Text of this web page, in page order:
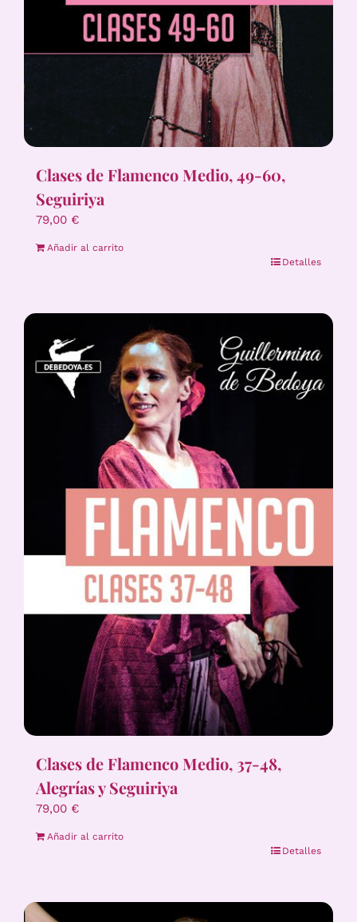
Clases de Flamenco Medio, 49-60,
Seguiriya
79,00 €
Añadir al carrito
Detalles
Clases de Flamenco Medio, 37-48,
Alegrías y Seguiriya
79,00 €
Añadir al carrito
Detalles